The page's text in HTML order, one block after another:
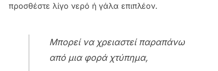
προσθέστε λίγο νερό ή γάλα επιπλέον.
Μπορεί να χρειαστεί παραπάνω
από μια φορά χτύπημα,